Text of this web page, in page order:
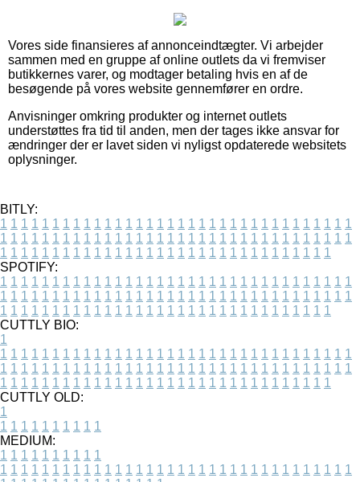
Vores side finansieres af annonceindtægter. Vi arbejder
sammen med en gruppe af online outlets da vi fremviser
butikkernes varer, og modtager betaling hvis en af de
besøgende på vores website gennemfører en ordre.
Anvisninger omkring produkter og internet outlets
understøttes fra tid til anden, men der tages ikke ansvar for
ændringer der er lavet siden vi nyligst opdaterede websitets
oplysninger.
BITLY:
1 1 1 1 1 1 1 1 1 1 1 1 1 1 1 1 1 1 1 1 1 1 1 1 1 1 1 1 1 1 1 1 1 1
1 1 1 1 1 1 1 1 1 1 1 1 1 1 1 1 1 1 1 1 1 1 1 1 1 1 1 1 1 1 1 1 1 1
1 1 1 1 1 1 1 1 1 1 1 1 1 1 1 1 1 1 1 1 1 1 1 1 1 1 1 1 1 1 1 1
SPOTIFY:
1 1 1 1 1 1 1 1 1 1 1 1 1 1 1 1 1 1 1 1 1 1 1 1 1 1 1 1 1 1 1 1 1 1
1 1 1 1 1 1 1 1 1 1 1 1 1 1 1 1 1 1 1 1 1 1 1 1 1 1 1 1 1 1 1 1 1 1
1 1 1 1 1 1 1 1 1 1 1 1 1 1 1 1 1 1 1 1 1 1 1 1 1 1 1 1 1 1 1 1
CUTTLY BIO:
1
1 1 1 1 1 1 1 1 1 1 1 1 1 1 1 1 1 1 1 1 1 1 1 1 1 1 1 1 1 1 1 1 1 1
1 1 1 1 1 1 1 1 1 1 1 1 1 1 1 1 1 1 1 1 1 1 1 1 1 1 1 1 1 1 1 1 1 1
1 1 1 1 1 1 1 1 1 1 1 1 1 1 1 1 1 1 1 1 1 1 1 1 1 1 1 1 1 1 1 1
CUTTLY OLD:
1
1 1 1 1 1 1 1 1 1 1
MEDIUM:
1 1 1 1 1 1 1 1 1 1
1 1 1 1 1 1 1 1 1 1 1 1 1 1 1 1 1 1 1 1 1 1 1 1 1 1 1 1 1 1 1 1 1 1